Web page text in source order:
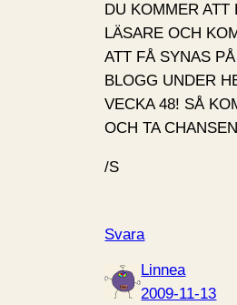
DU KOMMER ATT
LÄSAREOCH
ATT FÅ SYNAS PÅ
BLOGG UNDER
VECKA48! SÅ
OCH TACHANSEN
/S
Svara
Linnea
2009-11-13